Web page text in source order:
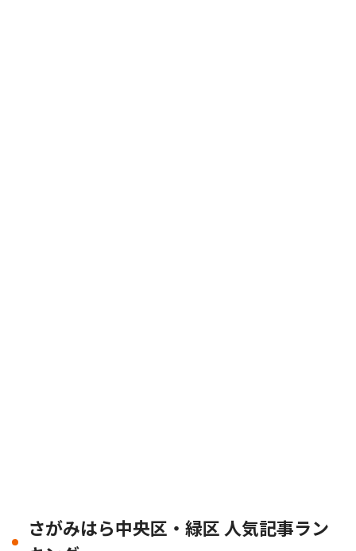
さがみはら中央区・緑区 人気記事ラン